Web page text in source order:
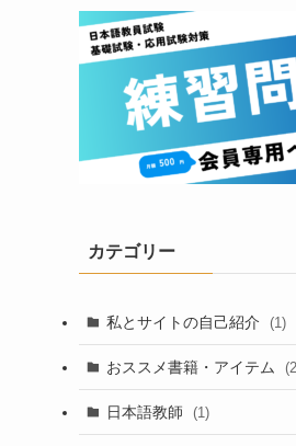
カテゴリー
私とサイトの自己紹介 (1)
おススメ書籍・アイテム
日本語教師 (1)